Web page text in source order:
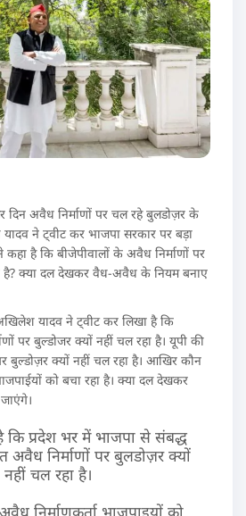
दिन अवैध निर्माणों पर चल रहे बुलडोज़र के
ने ट्वीट कर भाजपा सरकार पर बड़ा
है कि बीजेपीवालों के अवैध निर्माणों पर
है? क्या दल देखकर वैध-अवैध के नियम बनाए
यादव ने ट्वीट कर लिखा है कि
पर बुल्डोजर क्यों नहीं चल रहा है। यूपी की
बुल्डोज़र क्यों नहीं चल रहा है। आखिर कौन
को बचा रहा है। क्या दल देखकर
कि प्रदेश भर में भाजपा से संबद्ध
अवैध निर्माणों पर बुलडोज़र क्यों
नहीं चल रहा है।
निर्माणकर्ता भाजपाइयों को